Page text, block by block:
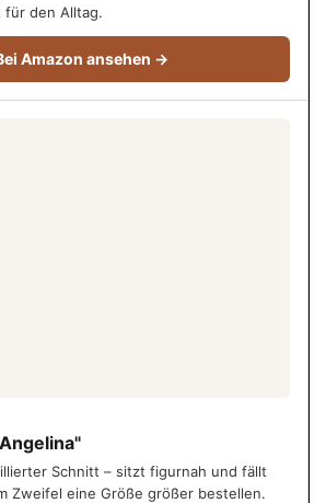
für den Alltag.
Amazon ansehen →
Schnitt – sitzt figurnah und fällt
Zweifel eine Größe größer bestellen.